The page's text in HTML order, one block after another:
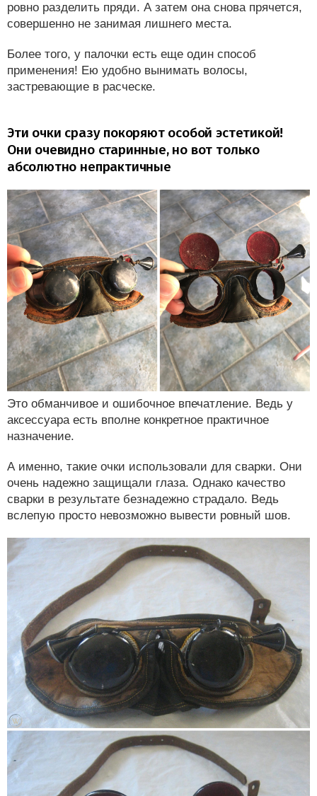
ровно разделить пряди. А затем она снова прячется,
совершенно не занимая лишнего места.
Более того, у палочки есть еще один способ
применения! Ею удобно вынимать волосы,
застревающие в расческе.
Эти очки сразу покоряют особой эстетикой!
Они очевидно старинные, но вот только
абсолютно непрактичные
Это обманчивое и ошибочное впечатление. Ведь у
аксессуара есть вполне конкретное практичное
назначение.
А именно, такие очки использовали для сварки. Они
очень надежно защищали глаза. Однако качество
сварки в результате безнадежно страдало. Ведь
вслепую просто невозможно вывести ровный шов.